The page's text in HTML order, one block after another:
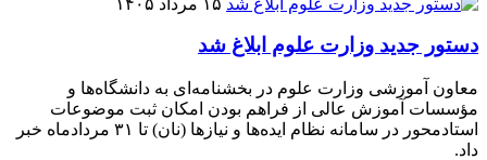
دستور جدید وزارت علوم ابلاغ شد
معاون آموزشی وزارت علوم در بخشنامه‌ای به دانشگاه‌ها و
مؤسسات آموزش عالی از فراهم بودن امکان ثبت موضوعات
استادمحور در سامانه نظام ایده‌ها و نیازها (نان) تا ۳۱ مردادماه خبر
داد.